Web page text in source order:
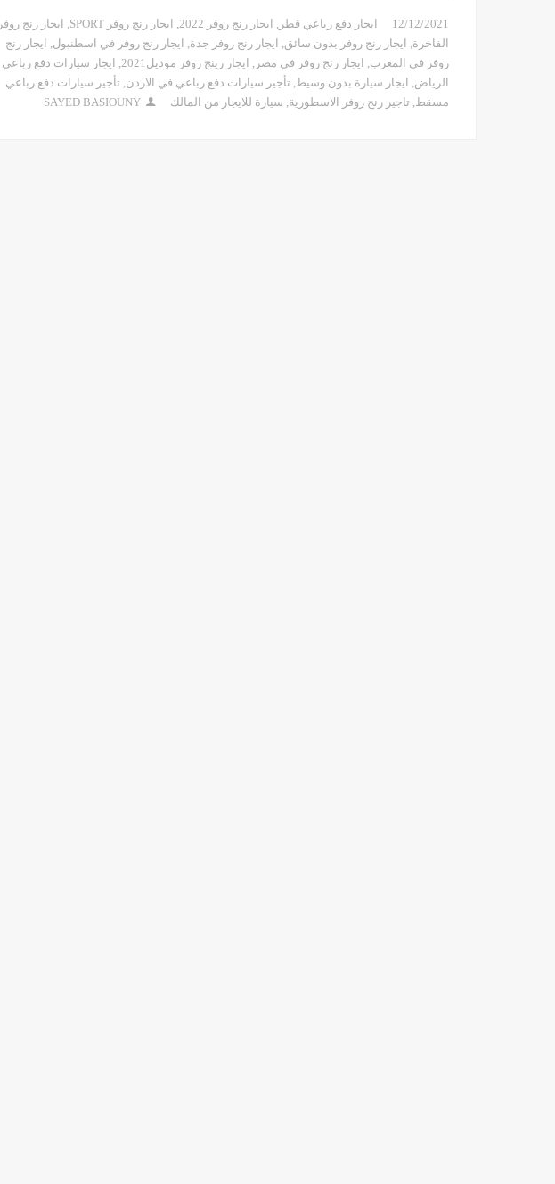
12/12/2021 ايجار دفع رباعي قطر , ايجار رنج روفر 2022 , ايجار رنج روفر SPORT , ايجار رنج روفر
الفاخرة, ايجار رنج روفر بدون سائق, ايجار رنج روفر جدة, ايجار رنج روفر في اسطنبول, ايجار رنج
روفر في المغرب, ايجار رنج روفر في مصر , ايجار رينج روفر موديل2021 , ايجار سيارات دفع رباعي
الرياض, ايجار سيارة بدون وسيط, تأجير سيارات دفع رباعي في الاردن, تأجير سيارات دفع رباعي
مسقط, تاجير رنج روفر الاسطورية, سيارة للايجار من المالك SAYED BASIOUNY